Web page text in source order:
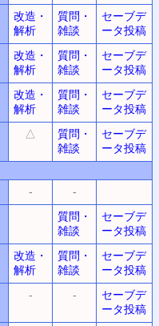
改造・
解析
質問・
雑談
セーブデ
ータ投稿
改造・
解析
質問・
雑談
セーブデ
ータ投稿
改造・
解析
質問・
雑談
セーブデ
ータ投稿
△
質問・
雑談
セーブデ
ータ投稿
-
-
質問・
雑談
セーブデ
ータ投稿
改造・
解析
質問・
雑談
セーブデ
ータ投稿
- -
セーブデ
ータ投稿